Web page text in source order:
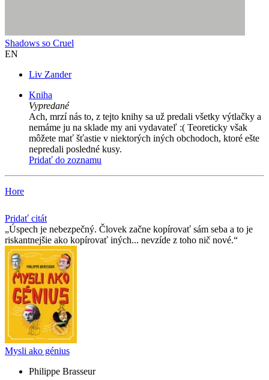
Shadows so Cruel
EN
Liv Zander
Kniha
Vypredané
Ach, mrzí nás to, z tejto knihy sa už predali všetky výtlačky a
nemáme ju na sklade my ani vydavateľ :( Teoreticky však
môžete mať šťastie v niektorých iných obchodoch, ktoré ešte
nepredali posledné kusy.
Pridať do zoznamu
Hore
Pridať citát
Úspech je nebezpečný. Človek začne kopírovať sám seba a to je
riskantnejšie ako kopírovať iných... nevzíde z toho nič nové.
Mysli ako génius
Philippe Brasseur